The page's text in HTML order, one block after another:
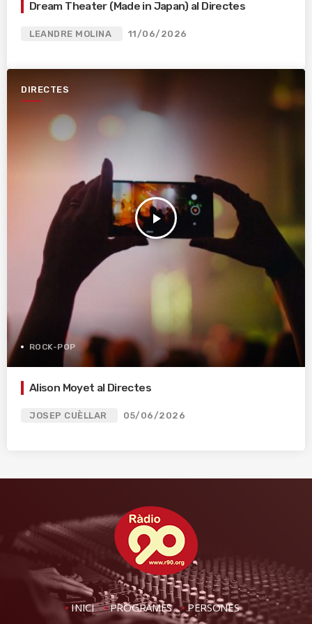
Dream Theater (Made in Japan) al Directes
LEANDRE MOLINA 11/06/2026
DIRECTES
play_arrow
ROCK-POP
Alison Moyet al Directes
JOSEP CUÈLLAR 05/06/2026
INICI PROGRAMES PERSONES